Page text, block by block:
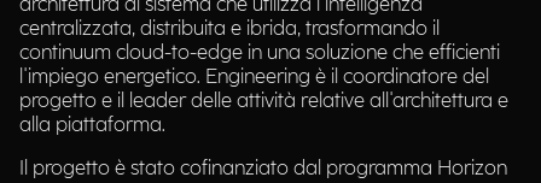
architettura di sistema che utilizza l'intelligenza
centralizzata, distribuita e ibrida, trasformando il
continuum cloud-to-edge in una soluzione che efficienti
l'impiego energetico. Engineering è il coordinatore del
progetto e il leader delle attività relative all'architettura e
alla piattaforma.
Il progetto è stato cofinanziato dal programma Horizon